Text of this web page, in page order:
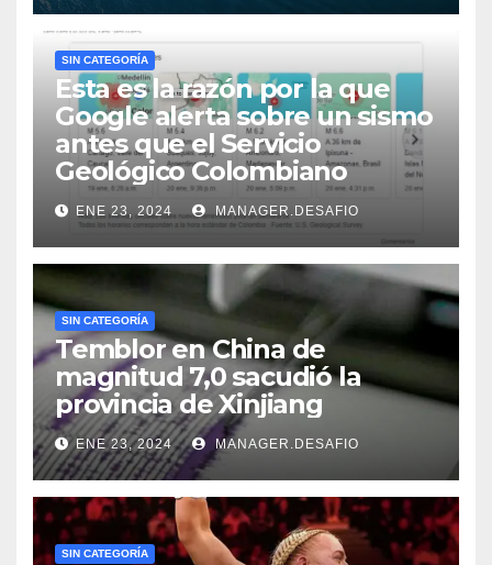
SIN CATEGORÍA
Esta es la razón por la que
Google alerta sobre un sismo
antes que el Servicio
Geológico Colombiano
ENE 23, 2024 MANAGER.DESAFIO
SIN CATEGORÍA
Temblor en China de
magnitud 7,0 sacudió la
provincia de Xinjiang
ENE 23, 2024 MANAGER.DESAFIO
SIN CATEGORÍA